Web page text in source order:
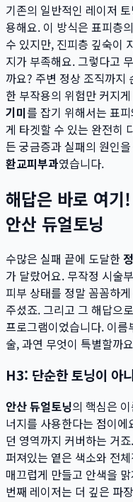
기존의 일반적인 레이저
용해요. 이 방식은 표피층
수 있지만, 진피층 깊숙이
지가 부족해요. 그렇다고
까요? 주변 정상 조직까지
한 부작용의 위험만 커지
기미를 잡기 위해서는 표
게 타겟할 수 있는 완전히
든 궁금증과 실패의 원인
환교피부과였습니다.
해답은 바로 여기
안산 듀얼토닝
수많은 실패 끝에 도달한
가 달랐어요. 무작정 시술
피부 상태를 정말 꼼꼼하
주셨죠. 그리고 그 해답으
프로그램이었습니다. 이
술, 과연 무엇이 특별할까
H3: 단순한 토닝이 아
안산 듀얼토닝의 핵심은
너지를 사용한다는 점이
던 영역까지 커버하는 거
퍼져있는 옅은 색소와 전
매끄럽게 만들고 안색을
번째 레이저는 더 깊은 파